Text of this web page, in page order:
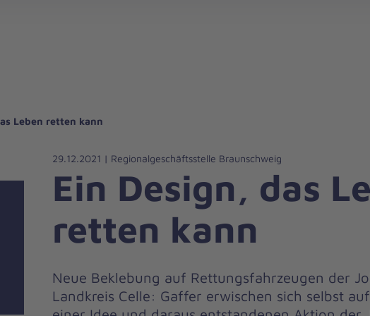
Leben retten kann
29.12.2021 | Regionalgeschäftsstelle Braunschweig
Ein Design, das
retten kann
Neue Beklebung auf Rettungsfahrzeugen der
Landkreis Celle: Gaffer erwischen sich selbst